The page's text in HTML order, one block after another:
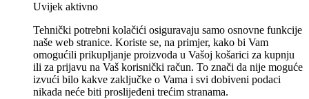
Uvijek aktivno
Tehnički potrebni kolačići osiguravaju samo osnovne funkcije
naše web stranice. Koriste se, na primjer, kako bi Vam
omogućili prikupljanje proizvoda u Vašoj košarici za kupnju
ili za prijavu na Vaš korisnički račun. To znači da nije moguće
izvući bilo kakve zaključke o Vama i svi dobiveni podaci
nikada neće biti proslijeđeni trećim stranama.